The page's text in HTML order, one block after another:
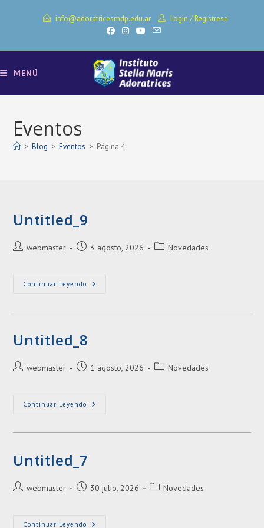
info@adoratricesmdp.edu.ar Login / Registrese
MENÚ
Eventos
> Blog > Eventos > Página 4
Untitled_9
Autor
entrada:
webmaster
Entrada3 agosto, 2026
Categoría
Novedades
Continuar Leyendo Untitled_9
Untitled_8
Autor
entrada:
webmaster
Entrada1 agosto, 2026
Categoría
Novedades
Continuar Leyendo Untitled_8
Untitled_7
Autor
entrada:
webmaster
Entrada30 julio, 2026
Categoría
Novedades
Continuar Leyendo Untitled_7